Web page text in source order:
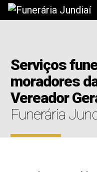
Serviços
moradores
Vereador
Funerária